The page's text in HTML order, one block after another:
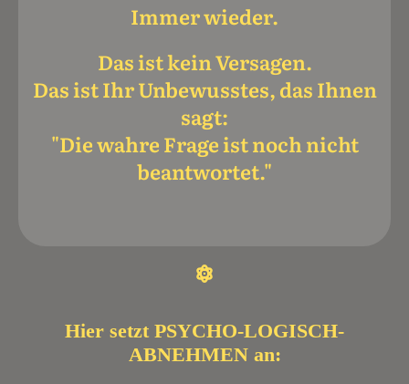
Immer wieder.
Das ist kein Versagen.
Das ist Ihr Unbewusstes, das Ihnen
sagt:
"Die wahre Frage ist noch nicht
beantwortet."
Hier setzt PSYCHO-LOGISCH-
ABNEHMEN an: